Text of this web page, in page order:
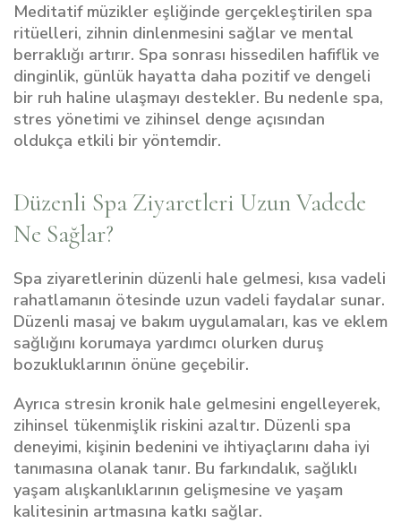
Meditatif müzikler eşliğinde gerçekleştirilen spa
ritüelleri, zihnin dinlenmesini sağlar ve mental
berraklığı artırır. Spa sonrası hissedilen hafiflik ve
dinginlik, günlük hayatta daha pozitif ve dengeli
bir ruh haline ulaşmayı destekler. Bu nedenle spa,
stres yönetimi ve zihinsel denge açısından
oldukça etkili bir yöntemdir.
Düzenli Spa Ziyaretleri Uzun Vadede
Ne Sağlar?
Spa ziyaretlerinin düzenli hale gelmesi, kısa vadeli
rahatlamanın ötesinde uzun vadeli faydalar sunar.
Düzenli masaj ve bakım uygulamaları, kas ve eklem
sağlığını korumaya yardımcı olurken duruş
bozukluklarının önüne geçebilir.
Ayrıca stresin kronik hale gelmesini engelleyerek,
zihinsel tükenmişlik riskini azaltır. Düzenli spa
deneyimi, kişinin bedenini ve ihtiyaçlarını daha iyi
tanımasına olanak tanır. Bu farkındalık, sağlıklı
yaşam alışkanlıklarının gelişmesine ve yaşam
kalitesinin artmasına katkı sağlar.